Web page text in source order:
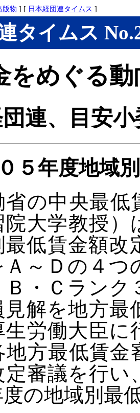
版物 ] [ 日本経団連タイムス ]
タイムス
をめぐる動
団連、目安
５年度地域
省の中央最
院大学教授
最低賃金額改
Ａ～Ｄの４つ
Ｂ・Ｃラン
見解を地方最
生労働大臣に
地方最低賃
定審議を行
の地域別最